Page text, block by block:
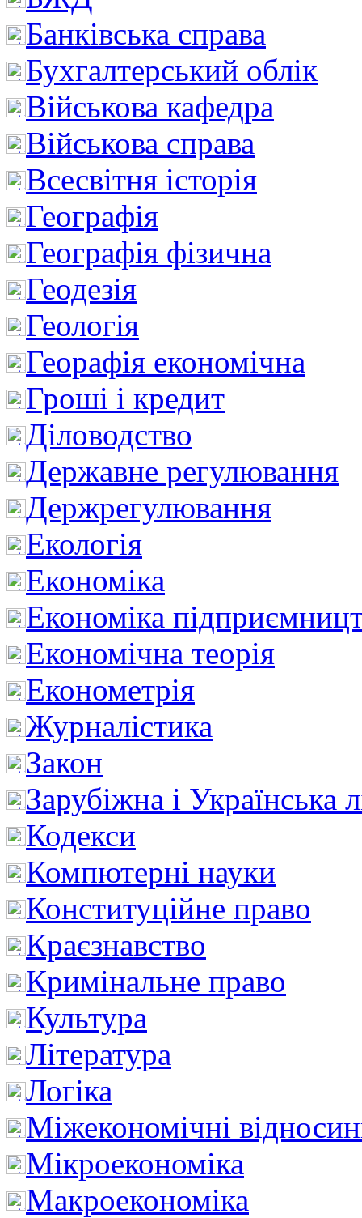
Банківська справа
Бухгалтерський облік
Військова кафедра
Військова справа
Всесвітня історія
Географія
Географія фізична
Геодезія
Геологія
Георафія економічна
Гроші і кредит
Діловодство
Державне регулювання
Держрегулювання
Екологія
Економіка
Економіка
Економічна теорія
Економетрія
Журналістика
Закон
Зарубіжна і Українська
Кодекси
Компютерні науки
Конституційне право
Краєзнавство
Кримінальне право
Культура
Література
Логіка
Міжекономічні
Мікроекономіка
Макроекономіка